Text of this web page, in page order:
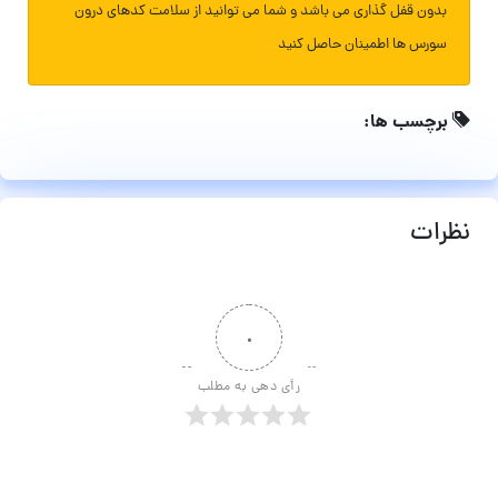
بدون قفل گذاری می باشد و شما می توانید از سلامت کدهای درون
سورس ها اطمینان حاصل کنید
برچسب ها:
نظرات
۰
رأی دهی به مطلب